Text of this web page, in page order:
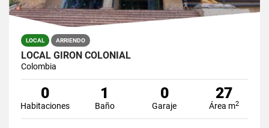
LOCAL ARRIENDO
LOCAL GIRON COLONIAL
Colombia
0
Habitaciones
1
Baño
0
Garaje
27
Área m2